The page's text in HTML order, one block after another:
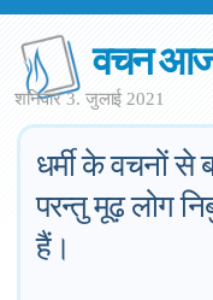
वचन
शनिवार 3. जुलाई 2021
धर्मी के वचनों से
परन्तु मूढ़ लोग
हैं।